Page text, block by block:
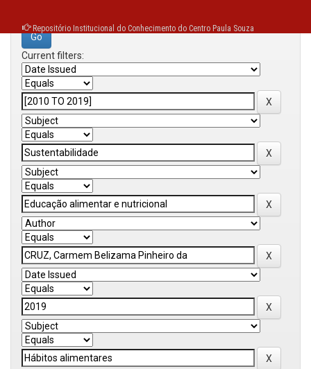
Repositório Institucional do Conhecimento do Centro Paula Souza
Current filters: